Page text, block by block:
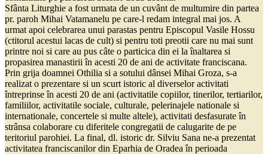
Sfânta Liturghie a fost urmata de un cuvânt de multumire din partea
pr. paroh Mihai Vatamanelu pe care-l redam integral mai jos. A
urmat apoi celebrarea unui parastas pentru Episcopul Vasile Hossu
(ctitorul acestui lacas de cult) si pentru toti preotii care nu mai sunt
printre noi si care au pus câte o particica din ei la înaltarea si
propasirea manastirii în acesti 20 de ani de activitate franciscana.
Prin grija doamnei Othilia si a sotului dânsei Mihai Groza, s-a
realizat o prezentare si un scurt istoric al diverselor activitati
întreprinse în acesti 20 de ani (activitatile copiilor, tinerilor, tertiarilor,
familiilor, activitatile sociale, culturale, pelerinajele nationale si
internationale, concertele si multe altele), activitati desfasurate în
strânsa colaborare cu diferitele congregatii de calugarite de pe
teritoriul parohiei. La final, dl. istoric dr. Silviu Sana ne-a prezentat
activitatea franciscanilor din Eparhia de Oradea în perioada